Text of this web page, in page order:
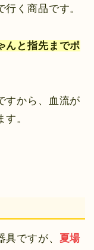
く商品です。
んと指先までポ
すから、血流が
。
ですが、 夏場